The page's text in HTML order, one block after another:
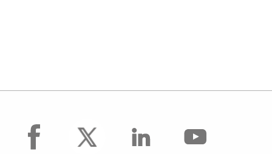
facebook